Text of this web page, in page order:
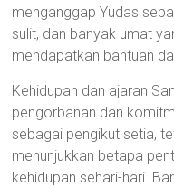
menganggap Yudas
sulit, dan banyak umat
mendapatkan bantuan
Kehidupan dan ajaran
pengorbanan dan
sebagai pengikut setia,
menunjukkan betapa
kehidupan sehari-hari.